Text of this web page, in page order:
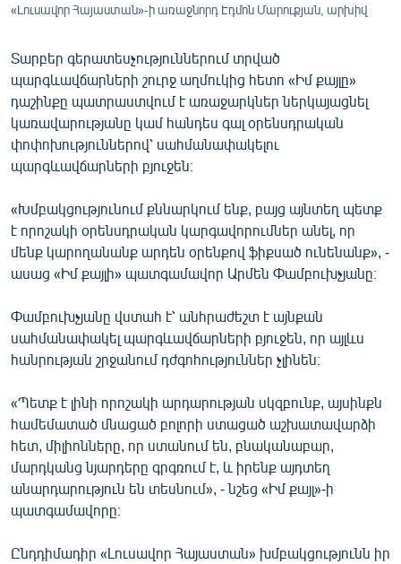
ՏԵՍԱՆՅՈՒԹԵՐ
ԲԱՆԱՎԵՃ
ՁԳՏԵԼՈՎ ԼԱՎԱԳՈՒՅՆԻՆ
ՓՈԴՔԱՍԹ
Հայերեն
English
Русский
ՀԵՏԵՎԵՔ ՄԵԶ
«Ազատության» բոլոր կայքերը
«Լուսավոր Հայաստան»-ի առաջնորդ Էդմոն Մարուքյան, արխիվ
Տարբեր գերատեսչություններում տրված
պարգևավճարների շուրջ աղմուկից հետո «Իմ քայլը»
դաշինքը պատրաստվում է առաջարկներ ներկայացնել
կառավարությանը կամ հանդես գալ օրենսդրական
փոփոխություններով՝ սահմանափակելու
պարգևավճարների բյուջեն։
«Խմբակցությունում քննարկում ենք, բայց այնտեղ պետք
է որոշակի օրենսդրական կարգավորումներ անել, որ
մենք կարողանանք արդեն օրենքով ֆիքսած ունենանք», -
ասաց «Իմ քայլի» պատգամավոր Արմեն Փամբուխչյանը։
Փամբուխչյանը վստահ է՝ անհրաժեշտ է այնքան
սահմանափակել պարգևավճարների բյուջեն, որ այլևս
հանրության շրջանում դժգոհություններ չլինեն։
«Պետք է լինի որոշակի արդարության սկզբունք, այսինքն
համեմատած մնացած բոլորի ստացած աշխատավարձի
հետ, միլիոնները, որ ստանում են, բնականաբար,
մարդկանց նյարդերը գրգռում է, և իրենք այդտեղ
անարդարություն են տեսնում», - նշեց «Իմ քայլ»-ի
պատգամավորը։
Ընդդիմադիր «Լուսավոր Հայաստան» խմբակցությունն իր